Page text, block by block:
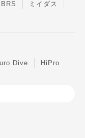
BRS
ミイダス
Dive HiPro